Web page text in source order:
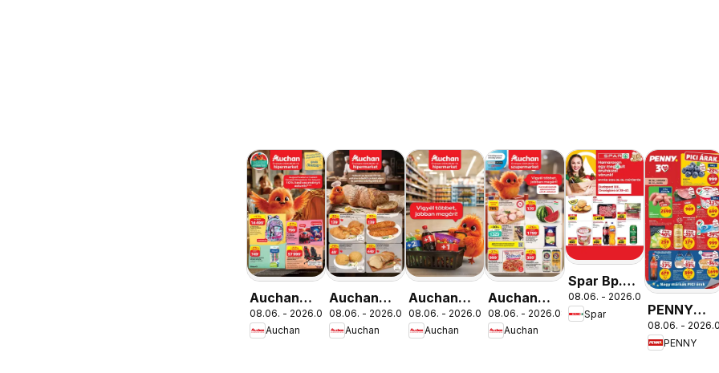
Auchan
Iskolakezdés
ajánlatok
08.06. - 2026.08.19.
Auchan
Auchan
Pékség
ajánlataink
08.06. - 2026.08.12.
Auchan
Auchan
Mennyiségi
kedvezmény
08.06. - 2026.08.19.
Auchan
Auchan
Szupermarket
akciós
08.06. - 2026.08.12.
Auchan
Spar Bp.
XIII.
Országbíró
08.06. - 2026.08.12.
Spar
PENNY
aktuális
akciós
08.06. -
PENNY